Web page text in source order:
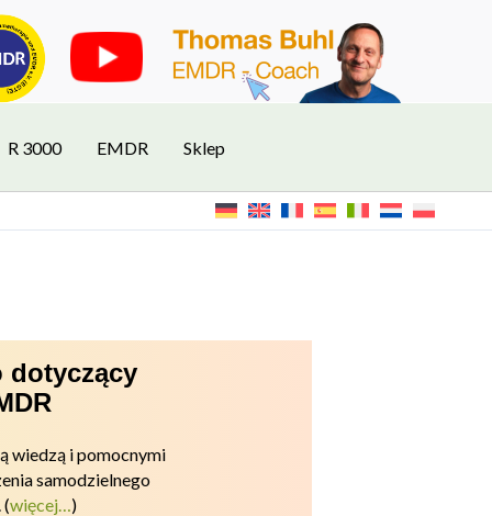
R 3000 EMDR Sklep
dotyczący
wiedzą i pomocnymi
samodzielnego
(więcej… )